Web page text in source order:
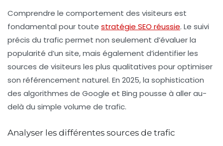
Comprendre le comportement des visiteurs est
fondamental pour toute stratégie SEO réussie. Le suivi
précis du trafic permet non seulement d’évaluer la
popularité d’un site, mais également d’identifier les
sources de visiteurs les plus qualitatives pour optimiser
son référencement naturel. En 2025, la sophistication
des algorithmes de Google et Bing pousse à aller au-
delà du simple volume de trafic.
Analyser les différentes sources de trafic